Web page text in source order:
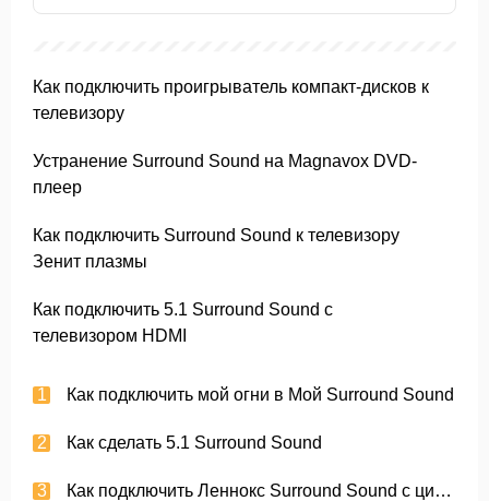
Как подключить проигрыватель компакт-дисков к
телевизору
Устранение Surround Sound на Magnavox DVD-
плеер
Как подключить Surround Sound к телевизору
Зенит плазмы
Как подключить 5.1 Surround Sound с
телевизором HDMI
Как подключить мой огни в Мой Surround Sound
Как сделать 5.1 Surround Sound
Как подключить Леннокс Surround Sound с цифровым телевидением